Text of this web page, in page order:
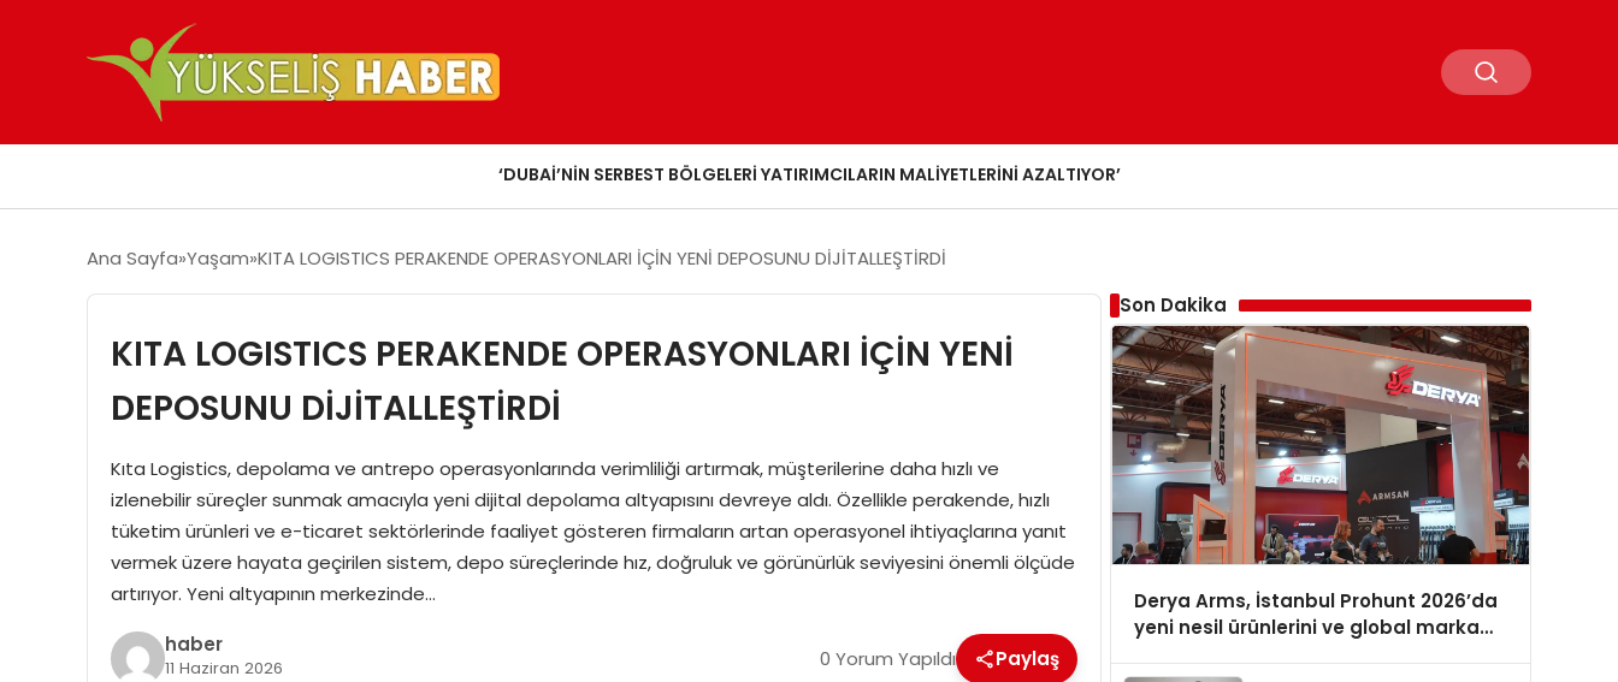
‘DUBAI’NIN SERBEST BÖLGELERI YATIRIMCILARIN MALIYETLERINI AZALTIYOR’
Ana Sayfa Yaşam KITA LOGISTICS PERAKENDE OPERASYONLARI İÇİN YENİ DEPOSUNU DİJİTALLEŞTİRDİ
KITA LOGISTICS PERAKENDE OPERASYONLARI İÇİN YENİ
DEPOSUNU DİJİTALLEŞTİRDİ
Kıta Logistics, depolama ve antrepo operasyonlarında verimliliği artırmak, müşterilerine daha hızlı ve
izlenebilir süreçler sunmak amacıyla yeni dijital depolama altyapısını devreye aldı. Özellikle perakende, hızlı
tüketim ürünleri ve e-ticaret sektörlerinde faaliyet gösteren firmaların artan operasyonel ihtiyaçlarına yanıt
vermek üzere hayata geçirilen sistem, depo süreçlerinde hız, doğruluk ve görünürlük seviyesini önemli ölçüde
artırıyor. Yeni altyapının merkezinde…
haber
11 Haziran 2026 0 Yorum Yapıldı Paylaş
Son Dakika
Derya Arms, İstanbul Prohunt 2026’da
yeni nesil ürünlerini ve global marka